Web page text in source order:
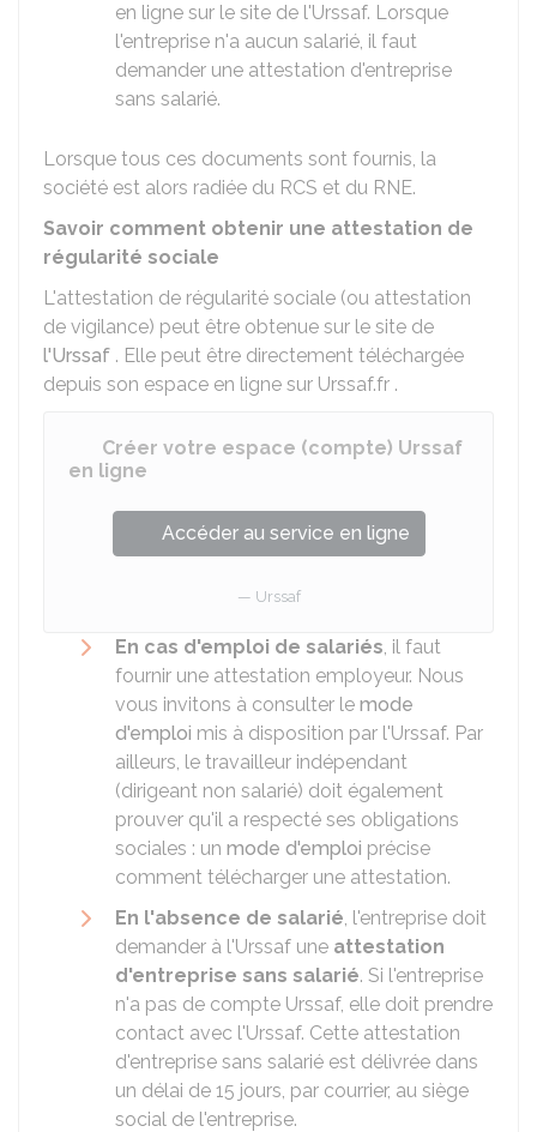
en ligne sur le site de l'Urssaf. Lorsque
l'entreprise n'a aucun salarié, il faut
demander une attestation d'entreprise
sans salarié.
Lorsque tous ces documents sont fournis, la
société est alors radiée du RCS et du RNE.
Savoir comment obtenir une attestation de
régularité sociale
L'attestation de régularité sociale (ou attestation
de vigilance) peut être obtenue sur le site de
l'Urssaf . Elle peut être directement téléchargée
depuis son espace en ligne sur Urssaf.fr .
Créer votre espace (compte) Urssaf
en ligne
Accéder au service en ligne
Urssaf
En cas d'emploi de salariés, il faut
fournir une attestation employeur. Nous
vous invitons à consulter le mode
d'emploi mis à disposition par l'Urssaf. Par
ailleurs, le travailleur indépendant
(dirigeant non salarié) doit également
prouver qu'il a respecté ses obligations
sociales : un mode d'emploi précise
comment télécharger une attestation.
En l'absence de salarié, l'entreprise doit
demander à l'Urssaf une attestation
d'entreprise sans salarié. Si l'entreprise
n'a pas de compte Urssaf, elle doit prendre
contact avec l'Urssaf. Cette attestation
d'entreprise sans salarié est délivrée dans
un délai de 15 jours, par courrier, au siège
social de l'entreprise.